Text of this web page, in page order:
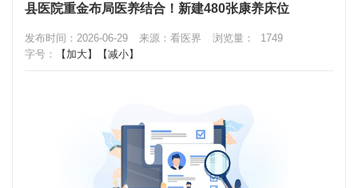
县医院重金布局医养结合！新建480张康养床位
发布时间：2026-06-29 来源：看医界 浏览量：
1749
字号：
【加大】 【减小】